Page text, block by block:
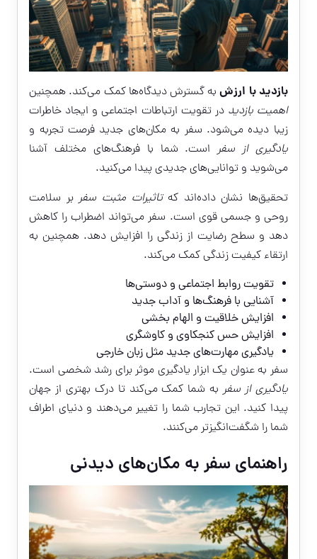
بازدید با ارزشبه گسترش دیدگاه‌ها کمک می‌کند. همچنین
اهمیت بازدید در تقویت ارتباطات اجتماعی و ایجاد خاطرات
زیبا دیده می‌شود. سفر به مکان‌های جدید فرصت تجربه و
یادگیری از سفراست. شما با فرهنگ‌های مختلف آشنا
می‌شوید و توانایی‌های جدیدی پیدا می‌کنید.
تحقیق‌ها نشان داده‌اند کهتاثیرات مثبت سفربر سلامت
روحی و جسمی قوی است. سفر می‌تواند اضطراب را کاهش
دهد و سطح رضایت از زندگی را افزایش دهد. همچنین به
ارتقاء کیفیت زندگی کمک می‌کند.
تقویت روابط اجتماعی و دوستی‌ها
آشنایی با فرهنگ‌ها و آداب جدید
افزایش خلاقیت و الهام بخشی
افزایش حس کنجکاوی و کاوشگری
یادگیری مهارت‌های جدید مثل زبان خارجی
سفر به عنوان یک ابزار یادگیری موثر برای رشد شخصی است.
یادگیری از سفربه شما کمک می‌کند تا درک بهتری از جهان
پیدا کنید. این تجارب شما را تغییر می‌دهند و دنیای اطراف
شما را شگفت‌انگیزتر می‌کنند.
راهنمای سفر به مکان‌های دیدنی